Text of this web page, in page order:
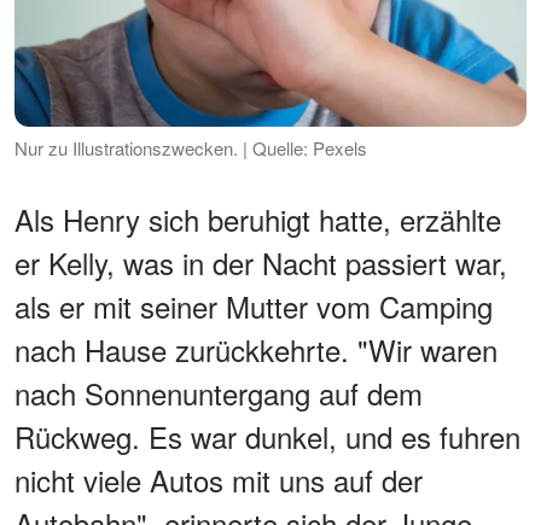
Nur zu Illustrationszwecken. | Quelle: Pexels
Als Henry sich beruhigt hatte, erzählte
er Kelly, was in der Nacht passiert war,
als er mit seiner Mutter vom Camping
nach Hause zurückkehrte. "Wir waren
nach Sonnenuntergang auf dem
Rückweg. Es war dunkel, und es fuhren
nicht viele Autos mit uns auf der